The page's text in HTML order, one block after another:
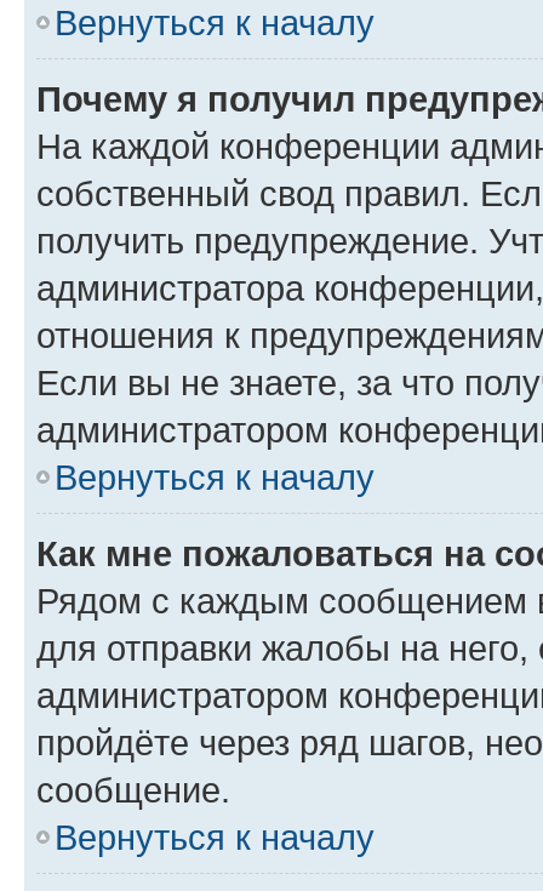
Вернуться к началу
Почему я получил
На каждой конференции
собственный свод правил.
получить предупреждение.
администратора
отношения к
Если вы не знаете, за что
администратором
Вернуться к началу
Как мне пожаловаться на
Рядом с каждым сообщением
для отправки жалобы на
администратором
пройдёте через ряд шагов,
сообщение.
Вернуться к началу